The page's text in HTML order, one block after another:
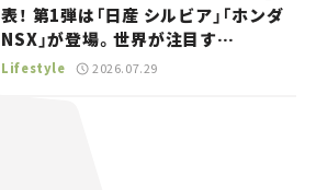
表！ 第1弾は「日産 シルビア」「ホンダ
NSX」が登場。世界が注目す
る“JDM”に焦点【クルマとホビー】
Lifestyle 2026.07.29